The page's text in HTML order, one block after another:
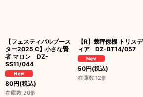
【フェスティバルブース
ター2025 C】小さな賢
者 マロン DZ-
SS11/044
80円(税込)
在庫数 20個
【R】裁秤僚機 トリスデ
ィア DZ-BT14/057
50円(税込)
在庫数 12個